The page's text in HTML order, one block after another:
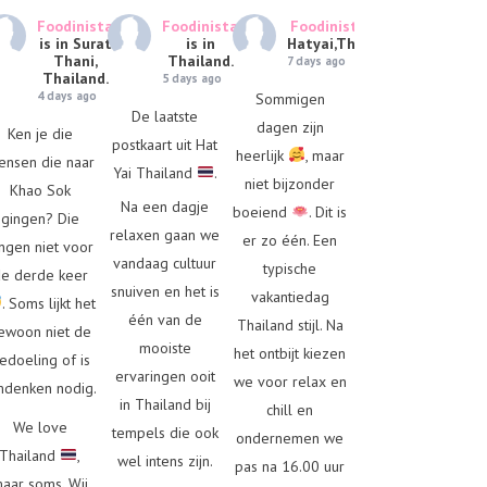
Foodinista
is in Surat
Thani,
Thailand.
4 days ago
Ken je die
die naar
Khao Sok
gingen? Die
niet voor
derde keer
. Soms lijkt het
niet de
of is
nodig.
We love
Thailand
,
Foodinista
is in
Thailand.
5 days ago
De laatste
postkaart uit Hat
Yai Thailand
.
Na een dagje
relaxen gaan we
vandaag cultuur
snuiven en het is
één van de
mooiste
ervaringen ooit
in Thailand bij
tempels die ook
wel intens zijn.
Foodinista
Hatyai,Thailand.
7 days ago
Sommigen
dagen zijn
heerlijk
, maar
niet bijzonder
boeiend
. Dit is
er zo één. Een
typische
vakantiedag
Thailand stijl. Na
het ontbijt kiezen
we voor relax en
chill en
ondernemen we
pas na 16.00 uur